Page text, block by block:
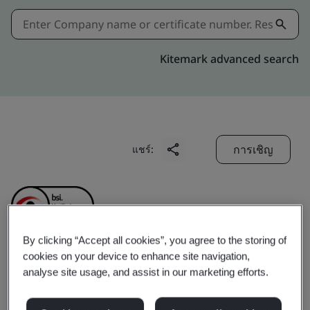
Kitemark advanced search
แชร์: การเชิญ
Penavico Shenzhen
By clicking “Accept all cookies”, you agree to the storing of
cookies on your device to enhance site navigation,
analyse site usage, and assist in our marketing efforts.